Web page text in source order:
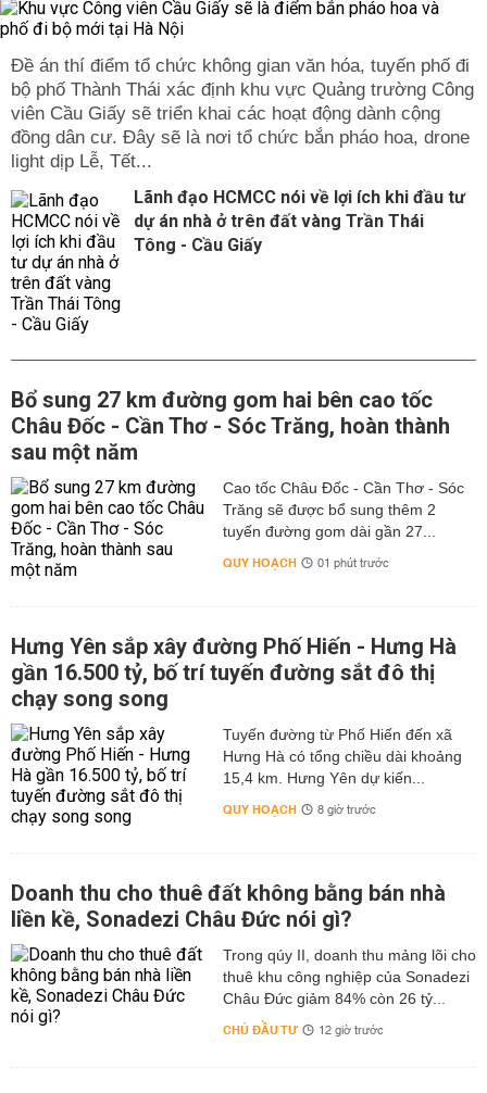
Đề án thí điểm tổ chức không gian văn hóa, tuyến phố đi
bộ phố Thành Thái xác định khu vực Quảng trường Công
viên Cầu Giấy sẽ triển khai các hoạt động dành cộng
đồng dân cư. Đây sẽ là nơi tổ chức bắn pháo hoa, drone
light dịp Lễ, Tết...
Lãnh đạo HCMCC nói về lợi ích khi đầu tư
dự án nhà ở trên đất vàng Trần Thái
Tông - Cầu Giấy
Bổ sung 27 km đường gom hai bên cao tốc
Châu Đốc - Cần Thơ - Sóc Trăng, hoàn thành
sau một năm
Cao tốc Châu Đốc - Cần Thơ - Sóc
Trăng sẽ được bổ sung thêm 2
tuyến đường gom dài gần 27...
QUY HOẠCH 01 phút trước
Hưng Yên sắp xây đường Phố Hiến - Hưng Hà
gần 16.500 tỷ, bố trí tuyến đường sắt đô thị
chạy song song
Tuyến đường từ Phố Hiến đến xã
Hưng Hà có tổng chiều dài khoảng
15,4 km. Hưng Yên dự kiến...
QUY HOẠCH 8 giờ trước
Doanh thu cho thuê đất không bằng bán nhà
liền kề, Sonadezi Châu Đức nói gì?
Trong qúy II, doanh thu mảng lõi cho
thuê khu công nghiệp của Sonadezi
Châu Đức giảm 84% còn 26 tỷ...
CHỦ ĐẦU TƯ 12 giờ trước